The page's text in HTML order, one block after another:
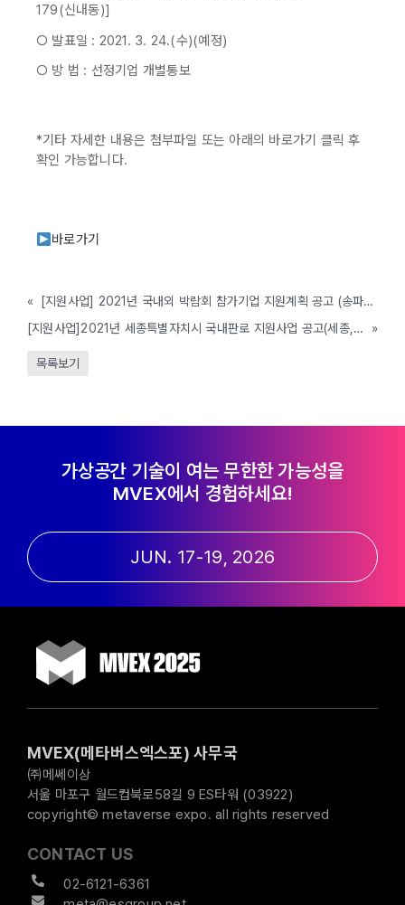
179(신내동)]
○ 발표일 : 2021. 3. 24.(수)(예정)
○ 방 법 : 선정기업 개별통보
*기타 자세한 내용은 첨부파일 또는 아래의 바로가기 클릭 후
확인 가능합니다.
바로가기
«
[지원사업] 2021년 국내외 박람회 참가기업 지원계획 공고 (송파구, ~3/10 까지)
[지원사업]2021년 세종특별자치시 국내판로 지원사업 공고(세종, ~12월)
»
목록보기
가상공간 기술이 여는 무한한 가능성을
MVEX에서 경험하세요!
JUN. 17-19, 2026
MVEX(메타버스엑스포) 사무국
㈜메쎄이상
서울 마포구 월드컵북로58길 9 ES타워 (03922)
copyright© metaverse expo. all rights reserved
CONTACT US
02-6121-6361